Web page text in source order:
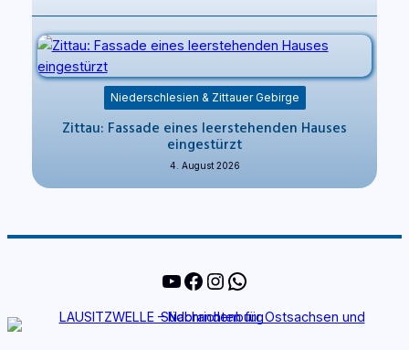
Niederschlesien & Zittauer Gebirge
Zittau: Fassade eines leerstehenden Hauses
eingestürzt
4. August 2026
YouTube
Facebook
Instagram
WhatsApp